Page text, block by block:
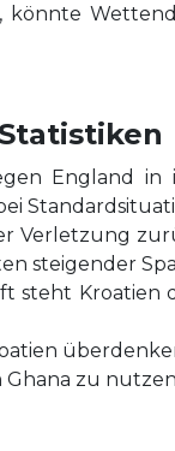
könnte
England
Verletzung
steigender
steht
zu